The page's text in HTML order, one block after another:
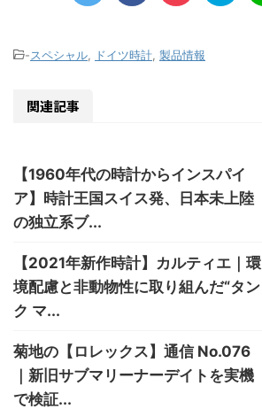
-スペシャル ドイツ時計 製品情報
関連記事
【1960年代の時計からインスパイ
ア】時計王国スイス発、日本未上陸
の独立系ブ...
【2021年新作時計】カルティエ｜環
境配慮と非動物性に取り組んだ“タン
ク マ...
菊地の【ロレックス】通信 No.076
｜新旧サブマリーナーデイトを実機
で検証...